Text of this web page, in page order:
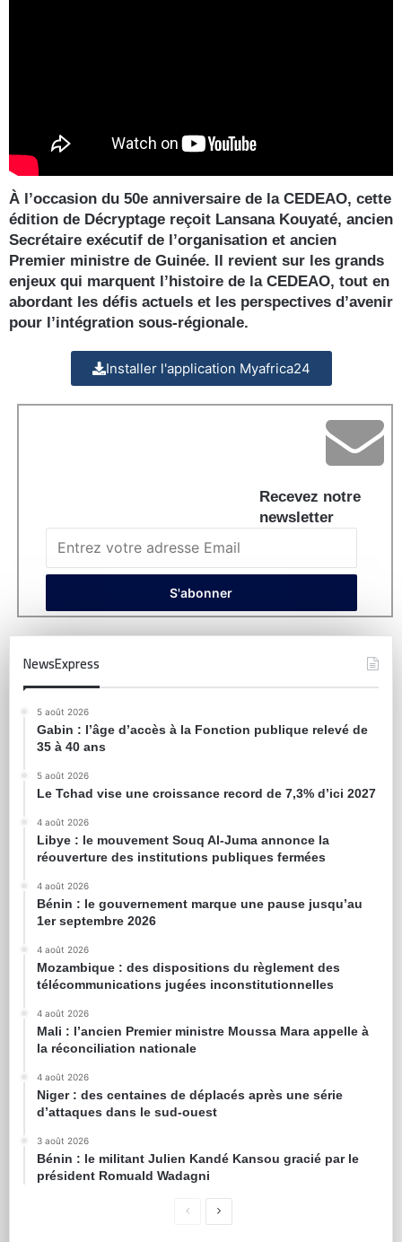
À l’occasion du 50e anniversaire de la CEDEAO, cette
édition de Décryptage reçoit Lansana Kouyaté, ancien
Secrétaire exécutif de l’organisation et ancien
Premier ministre de Guinée. Il revient sur les grands
enjeux qui marquent l’histoire de la CEDEAO, tout en
abordant les défis actuels et les perspectives d’avenir
pour l’intégration sous-régionale.
Installer l'application Myafrica24
Recevez notre
newsletter
NewsExpress
5 août 2026
Gabin : l’âge d’accès à la Fonction publique relevé de
35 à 40 ans
5 août 2026
Le Tchad vise une croissance record de 7,3% d’ici 2027
4 août 2026
Libye : le mouvement Souq Al-Juma annonce la
réouverture des institutions publiques fermées
4 août 2026
Bénin : le gouvernement marque une pause jusqu’au
1er septembre 2026
4 août 2026
Mozambique : des dispositions du règlement des
télécommunications jugées inconstitutionnelles
4 août 2026
Mali : l’ancien Premier ministre Moussa Mara appelle à
la réconciliation nationale
4 août 2026
Niger : des centaines de déplacés après une série
d’attaques dans le sud-ouest
3 août 2026
Bénin : le militant Julien Kandé Kansou gracié par le
président Romuald Wadagni